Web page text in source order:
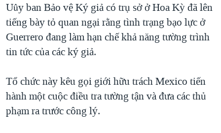
Uûy ban Bảo vệ Ký giả có trụ sở ở Hoa Kỳ đã lên
tiếng bày tỏ quan ngại rằng tình trạng bạo lực ở
Guerrero đang làm hạn chế khả năng tường trình
tin tức của các ký giả.
Tổ chức này kêu gọi giới hữu trách Mexico tiến
hành một cuộc điều tra tường tận và đưa các thủ
phạm ra trước công lý.